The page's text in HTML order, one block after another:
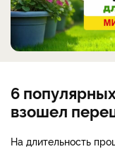
6
взошел
На длительность